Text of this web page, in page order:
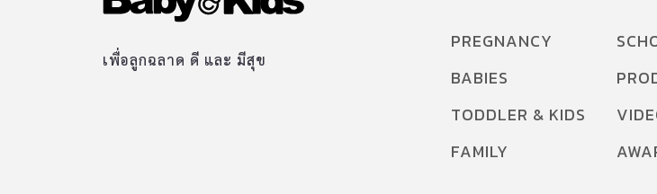
เพื่อลูกฉลาด ดี และ มีสุข
PREGNANCY
BABIES
TODDLER & KIDS
FAMILY